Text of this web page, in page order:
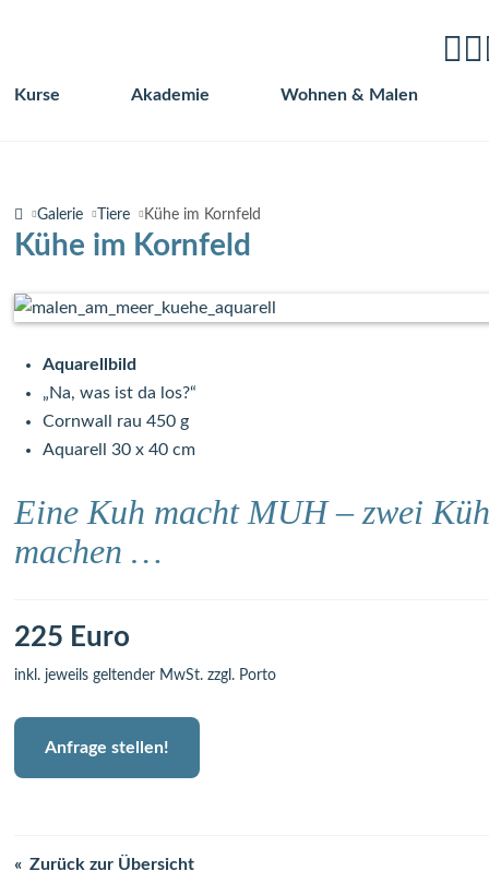
Navigation
Kurse Akademie Wohnen & Malen
Galerie Tiere Kühe im Kornfeld
Kühe im Kornfeld
Aquarellbild
„Na, was ist da los?“
Cornwall rau 450 g
Aquarell 30 x 40 cm
Eine Kuh macht MUH – zwei
machen …
225 Euro
inkl. jeweils geltender MwSt. zzgl. Porto
Anfrage stellen!
Zurück zur Übersicht